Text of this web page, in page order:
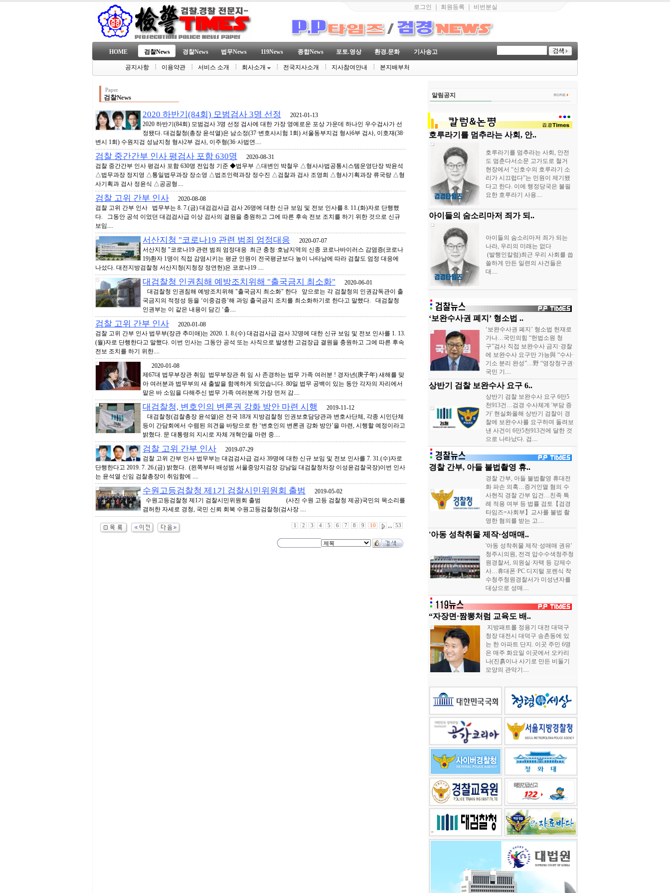
로그인 회원등록 비번분실
HOME 검찰News 경찰News 법무News 119News 종합News 포토.영상 환경.문화 기사송고
공지사항 이용약관 서비스 소개 회사소개 전국지사소개 지사참여안내 본지배부처
Paper
검찰News
2020 하반기(84회) 모범검사 3명 선정
2021-01-13
2020 하반기(84회) 모범검사 3명 선정 검사에 대한 가장 영예로운 포상 가운데 하나인 우수검사가 선
정됐다. 대검찰청(총장 윤석열)은 남소정(37·변호사시험 1회) 서울동부지검 형사6부 검사, 이호재(38·
변시 1회) 수원지검 성남지청 형사2부 검사, 이주형(36·사법연....
검찰 중간간부 인사 평검사 포함 630명
2020-08-31
검찰 중간간부 인사 평검사 포함 630명 전입청 기준 ◆법무부 △대변인 박철우 △형사사법공통시스템운영단장 박윤석
△법무과장 정지영 △통일법무과장 장소영 △법조인력과장 정수진 △검찰과 검사 조영희 △형사기획과장 류국량 △형
사기획과 검사 정윤식 △공공형....
검찰 고위 간부 인사 2020-08-08
검찰 고위 간부 인사 법무부는 8. 7.(금) 대검검사급 검사 26명에 대한 신규 보임 및 전보 인사를 8. 11.(화)자로 단행했
다. 그동안 공석 이었던 대검검사급 이상 검사의 결원을 충원하고 그에 따른 후속 전보 조치를 하기 위한 것으로 신규
보임....
서산지청 "코로나19 관련 범죄 엄정대응 2020-07-07
서산지청 "코로나19 관련 범죄 엄정대응 최근 충청·호남지역의 신종 코로나바이러스 감염증(코로나
19)환자 1명이 직접 감염시키는 평균 인원이 전국평균보다 높이 나타남에 따라 검찰도 엄정 대응에
나섰다. 대전지방검찰청 서산지청(지청장 정연헌)은 코로나19 ....
대검찰청 인권침해 예방조치위해 "출국금지 최소화" 2020-06-01
대검찰청 인권침해 예방조치위해 "출국금지 최소화" 한다 앞으로는 각 검찰청의 인권감독관이 출
국금지의 적정성 등을 ‘이중검증’해 과잉 출국금지 조치를 최소화하기로 한다고 말했다. 대검찰청
인권부는 이 같은 내용이 담긴 ‘출....
검찰 고위 간부 인사 2020-01-08
검찰 고위 간부 인사 법무부(장관 추미애)는 2020. 1. 8.(수) 대검검사급 검사 32명에 대한 신규 보임 및 전보 인사를 1. 13.
(월)자로 단행한다고 말했다. 이번 인사는 그동안 공석 또는 사직으로 발생한 고검장급 결원을 충원하고 그에 따른 후속
전보 조치를 하기 위한....
2020-01-08
제67대 법무부장관 취임 법무부장관 취 임 사 존경하는 법무 가족 여러분 ! 경자년(庚子年) 새해를 맞
아 여러분과 법무부의 새 출발을 함께하게 되었습니다. 80일 법무 공백이 있는 동안 각자의 자리에서
맡은 바 소임을 다해주신 법무 가족 여러분께 가장 먼저 감....
대검찰청, 변호인의 변론권 강화 방안 마련 시행
2019-11-12
대검찰청(검찰총장 윤석열)은 전국 18개 지방검찰청 인권보호담당관과 변호사단체, 각종 시민단체
등이 간담회에서 수렴된 의견을 바탕으로 한 ‘변호인의 변론권 강화 방안’을 마련, 시행할 예정이라고
밝혔다. 문 대통령의 지시로 자체 개혁안을 마련 중....
검찰 고위 간부 인사 2019-07-29
검찰 고위 간부 인사 법무부는 대검검사급 검사 39명에 대한 신규 보임 및 전보 인사를 7. 31.(수)자로
단행한다고 2019. 7. 26.(금) 밝혔다. (왼쪽부터 배성범 서울중앙지검장 강남일 대검찰청차장 이성윤검찰국장)이번 인사
는 윤석열 신임 검찰총장이 취임함에 ....
수원고등검찰청 제1기 검찰시민위원회 출범
2019-05-02
수원고등검찰청 제1기 검찰시민위원회 출범 (사진 수원 고등 검찰청 제공)국민의 목소리를
겸허한 자세로 경청, 국민 신뢰 회복 수원고등검찰청(검사장 ....
1 2 3 4 5 6 7 8 9 10 ,,, 53
알림공지
호루라기를 멈추라는 사회, 안..
호루라기를 멈추라는 사회, 안전
도 멈춘다서소문 고가도로 철거
현장에서 “신호수의 호루라기 소
리가 시끄럽다”는 민원이 제기됐
다고 한다. 이에 행정당국은 불필
요한 호루라기 사용....
아이들의 숨소리마저 죄가 되..
아이들의 숨소리마저 죄가 되는
나라, 우리의 미래는 없다
(발행인칼럼)최근 우리 사회를 씁
쓸하게 만든 일련의 사건들은
대....
‘보완수사권 폐지’ 형소법 ..
‘보완수사권 폐지’ 형소법 헌재로
가나…국민의힘 “헌법소원 청
구”검사 직접 보완수사 금지·경찰
에 보완수사 요구만 가능與 “수사·
기소 분리 완성”…野 “영장청구권·
국민 기....
상반기 검찰 보완수사 요구 6..
상반기 검찰 보완수사 요구 6만5
천913건…검경 수사체계 '부담 증
가' 현실화올해 상반기 검찰이 경
찰에 보완수사를 요구하며 돌려보
낸 사건이 6만5천913건에 달한 것
으로 나타났다. 검....
경찰 간부, 아들 불법촬영 휴..
경찰 간부, 아들 불법촬영 휴대전
화 파손 의혹…증거인멸 혐의 수
사현직 경찰 간부 입건…친족 특
례 적용 여부 등 법률 검토【검경
타임즈=사회부】교사를 불법 촬
영한 혐의를 받는 고....
'아동 성착취물 제작·성매매..
'아동 성착취물 제작·성매매 권유'
청주시의원, 전격 압수수색청주청
원경찰서, 의원실·자택 등 강제수
사…휴대폰·PC 디지털 포렌식 착
수청주청원경찰서가 미성년자를
대상으로 성매....
“자장면·짬뽕처럼 교육도 배..
지방패트롤 정용기 대전 대덕구
청장 대전시 대덕구 송촌동에 있
는 한 아파트 단지. 이곳 주민 6명
은 매주 화요일 이곳에서 오카리
나(진흙이나 사기로 만든 비둘기
모양의 관악기....